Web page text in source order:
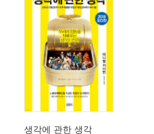
생각에 관한 생각